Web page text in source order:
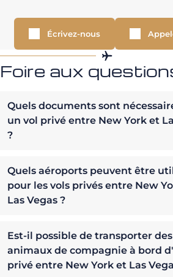
Écrivez-nous
Foire aux
Quels documents sont
un vol privé entre New York et
?
Quels aéroports peuvent être
pour les vols privés entre New
Las Vegas ?
Est-il possible de transporter des
animaux de compagnie à bord
privé entre New York et Las